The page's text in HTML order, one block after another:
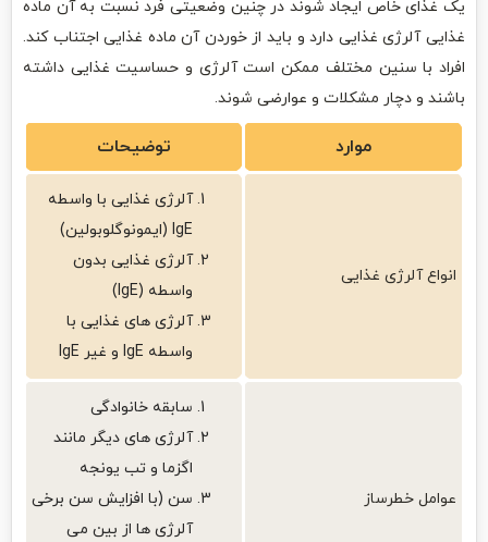
یک غذای خاص ایجاد شوند در چنین وضعیتی فرد نسبت به آن ماده
غذایی آلرژی غذایی دارد و باید از خوردن آن ماده غذایی اجتناب کند.
افراد با سنین مختلف ممکن است آلرژی و حساسیت غذایی داشته
باشند و دچار مشکلات و عوارضی شوند.
موارد توضیحات
انواع آلرژی غذایی
آلرژی غذایی با واسطه
IgE (ایمونوگلوبولین)
آلرژی غذایی بدون
واسطه (IgE)
آلرژی ‌های غذایی با
واسطه IgE و غیر IgE
عوامل خطرساز
سابقه خانوادگی
آلرژی ‌های دیگر مانند
اگزما و تب یونجه
سن (با افزایش سن برخی
آلرژی ها از بین می